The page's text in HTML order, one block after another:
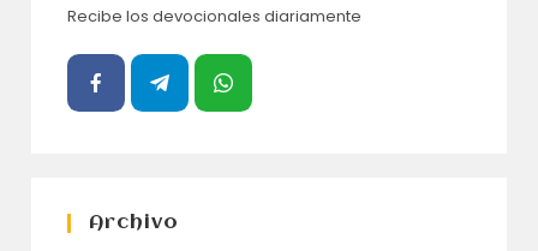
Recibe los devocionales diariamente
Archivo